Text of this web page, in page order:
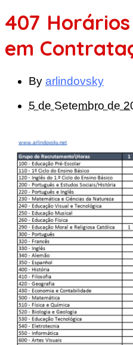
407
em
By arlindovsky
5 de Setembro de